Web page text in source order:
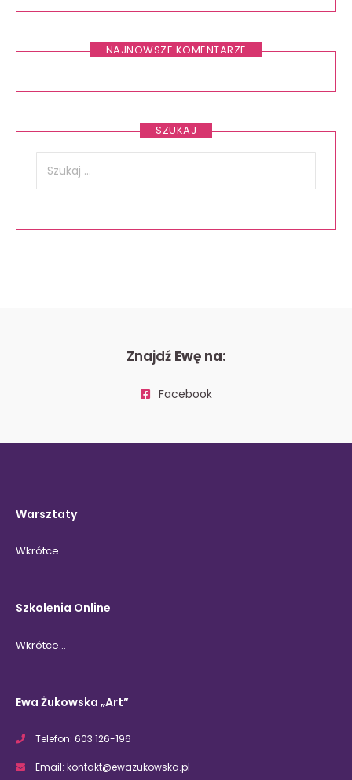
NAJNOWSZE KOMENTARZE
SZUKAJ
Szukaj:
Znajdź Ewę na:
Facebook
Warsztaty
Wkrótce…
Szkolenia Online
Wkrótce…
Ewa Żukowska „Art”
Telefon: 603 126-196
Email: kontakt@ewazukowska.pl